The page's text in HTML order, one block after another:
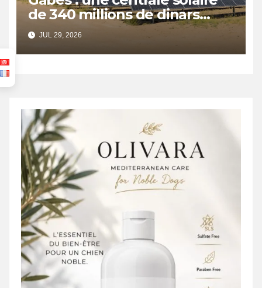
de 340 millions de dinars
pour renforcer la transition
énergétique et créer 400
emplois
JUL 29, 2026